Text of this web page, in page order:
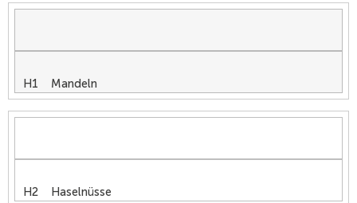
H1 Mandeln
H2 Haselnüsse